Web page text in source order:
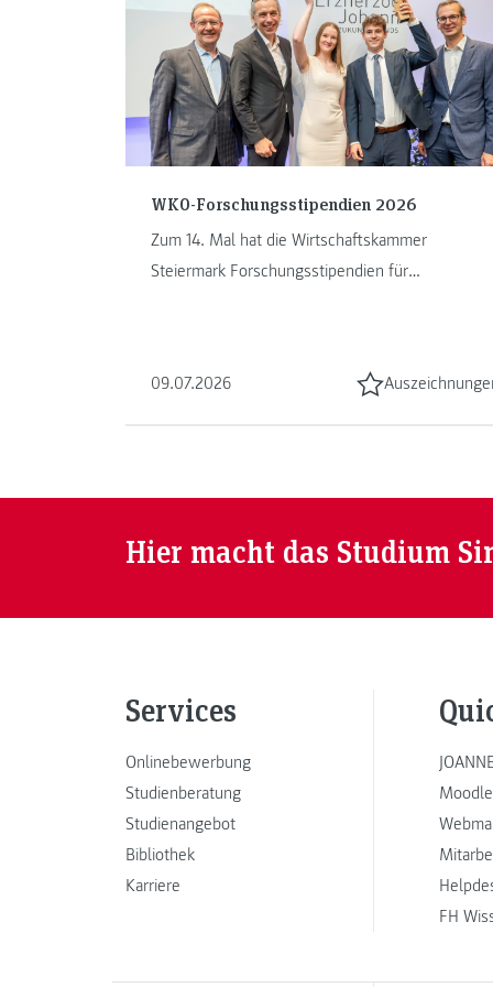
WKO-Forschungsstipendien 2026
Zum 14. Mal hat die Wirtschaftskammer
Steiermark Forschungsstipendien für
09.07.2026
Hier macht das Studium
Services
Onlinebewerbung
Studienberatung
Studienangebot
Bibliothek
Karriere
FH